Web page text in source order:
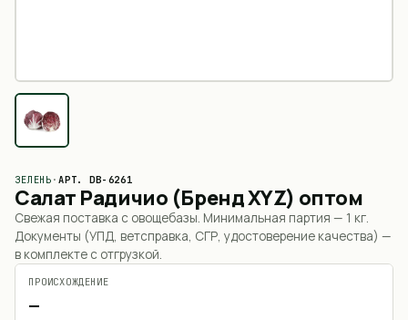
ЗЕЛЕНЬ · АРТ.DB-6261
Салат Радичио (Бренд XYZ) оптом
Свежая поставка с овощебазы. Минимальная партия — 1 кг.
Документы (УПД, ветсправка, СГР, удостоверение качества) —
в комплекте с отгрузкой.
ПРОИСХОЖДЕНИЕ
—